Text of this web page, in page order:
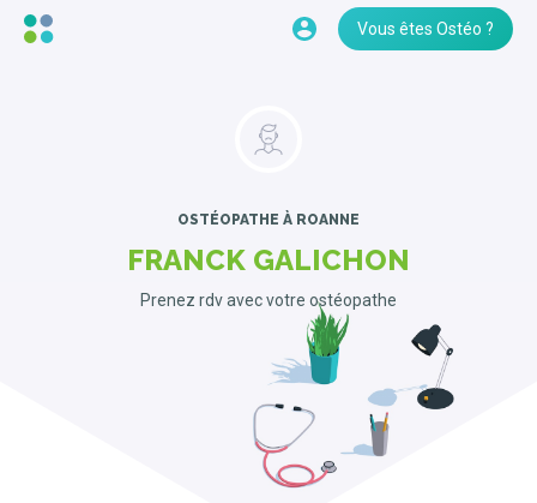
Vous êtes Ostéo ?
OSTÉOPATHE À ROANNE
FRANCK GALICHON
Prenez rdv avec votre ostéopathe